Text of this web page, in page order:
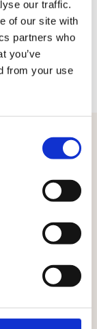
our traffic.
of our site with
partners who
you’ve
from your use
Y ACTIVACIÓN A
de
juntos
siguiente. La
de los canales,